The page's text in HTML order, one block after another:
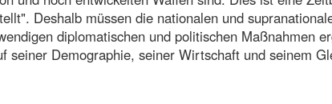
Deshalb müssen die nationalen und
diplomatischen und politischen Maßnahmen
seiner Demographie, seiner Wirtschaft und seinem